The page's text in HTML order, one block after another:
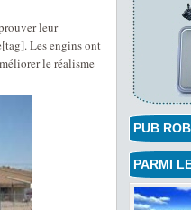
leur
Les engins ont
le réalisme
PUB
PARMI